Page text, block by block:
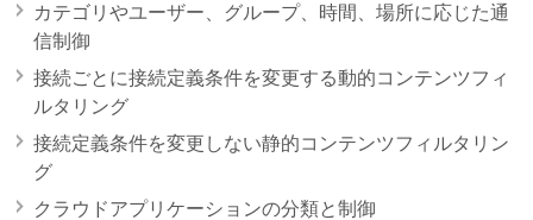
カテゴリやユーザー、グループ、時間、場所に応じた通
信制御
接続ごとに接続定義条件を変更する動的コンテンツフィ
ルタリング
接続定義条件を変更しない静的コンテンツフィルタリン
グ
クラウドアプリケーションの分類と制御